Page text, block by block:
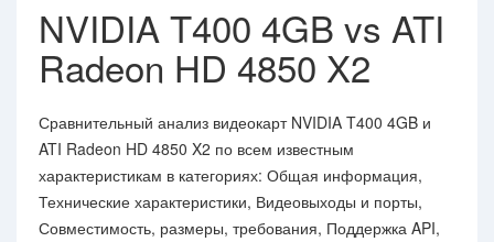
NVIDIA T400 4GB vs ATI
Radeon HD 4850 X2
Сравнительный анализ видеокарт NVIDIA T400 4GB и
ATI Radeon HD 4850 X2 по всем известным
характеристикам в категориях: Общая информация,
Технические характеристики, Видеовыходы и порты,
Совместимость, размеры, требования, Поддержка API,